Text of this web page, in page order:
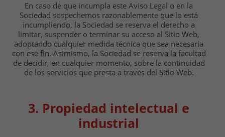
En caso de que incumpla este Aviso Legal o en la
Sociedad sospechemos razonablemente que lo está
incumpliendo, la Sociedad se reserva el derecho a
limitar, suspender o terminar su acceso al Sitio Web,
adoptando cualquier medida técnica que sea necesaria
con ese fin. Asimismo, la Sociedad se reserva la facultad
de decidir, en cualquier momento, sobre la continuidad
de los servicios que presta a través del Sitio Web.
3. Propiedad intelectual e
industrial